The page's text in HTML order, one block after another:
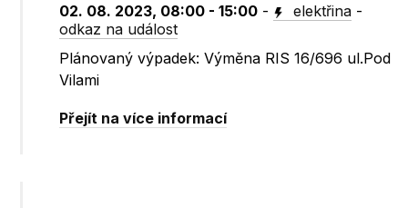
02. 08. 2023, 08:00 - 15:00 - elektřina -
odkaz na událost
Plánovaný výpadek: Výměna RIS 16/696 ul.Pod
Vilami
Přejít na více informací